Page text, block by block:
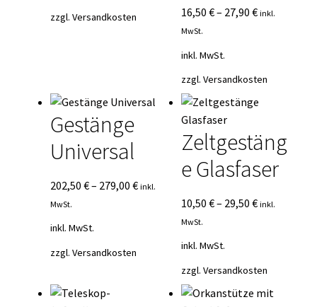
zzgl. Versandkosten 16,50€– 27,90€ inkl.
MwSt.
inkl. MwSt.
zzgl.Versandkosten
Gestänge
Universal
202,50 €– 279,00 € inkl.
MwSt.
inkl. MwSt.
zzgl. Versandkosten
Zeltgestäng
e Glasfaser
10,50€– 29,50€ inkl.
MwSt.
inkl. MwSt.
zzgl.Versandkosten